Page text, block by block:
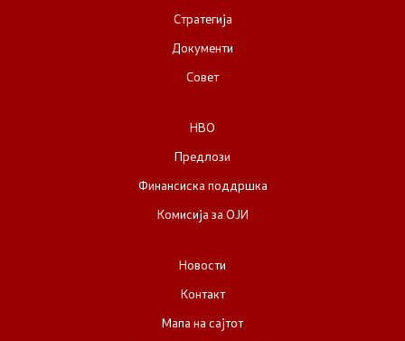
Стратегија
Документи
Совет
НВО
Предлози
Финансиска поддршка
Комисија за ОЈИ
Новости
Контакт
Мапа на сајтот